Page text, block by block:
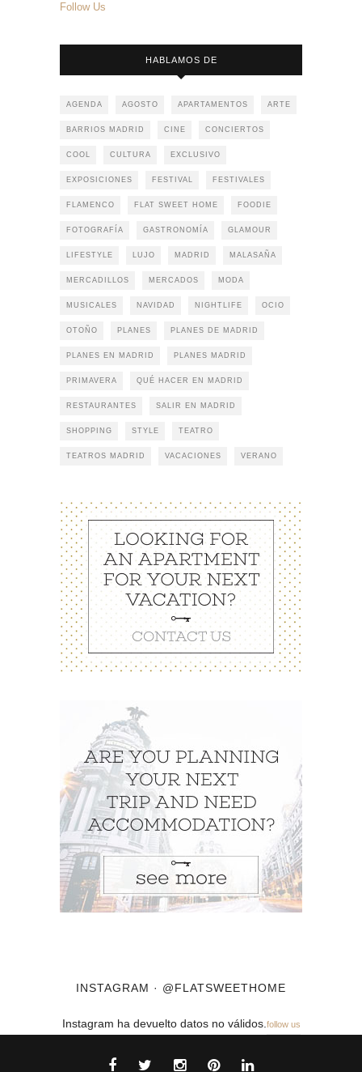
Follow Us
HABLAMOS DE
AGENDA AGOSTO APARTAMENTOS ARTE
BARRIOS MADRID CINE CONCIERTOS
COOL CULTURA EXCLUSIVO
EXPOSICIONES FESTIVAL FESTIVALES
FLAMENCO FLAT SWEET HOME FOODIE
FOTOGRAFÍA GASTRONOMÍA GLAMOUR
LIFESTYLE LUJO MADRID MALASAÑA
MERCADILLOS MERCADOS MODA
MUSICALES NAVIDAD NIGHTLIFE OCIO
OTOÑO PLANES PLANES DE MADRID
PLANES EN MADRID PLANES MADRID
PRIMAVERA QUÉ HACER EN MADRID
RESTAURANTES SALIR EN MADRID
SHOPPING STYLE TEATRO
TEATROS MADRID VACACIONES VERANO
INSTAGRAM · @FLATSWEETHOME
Instagram ha devuelto datos no válidos. follow us